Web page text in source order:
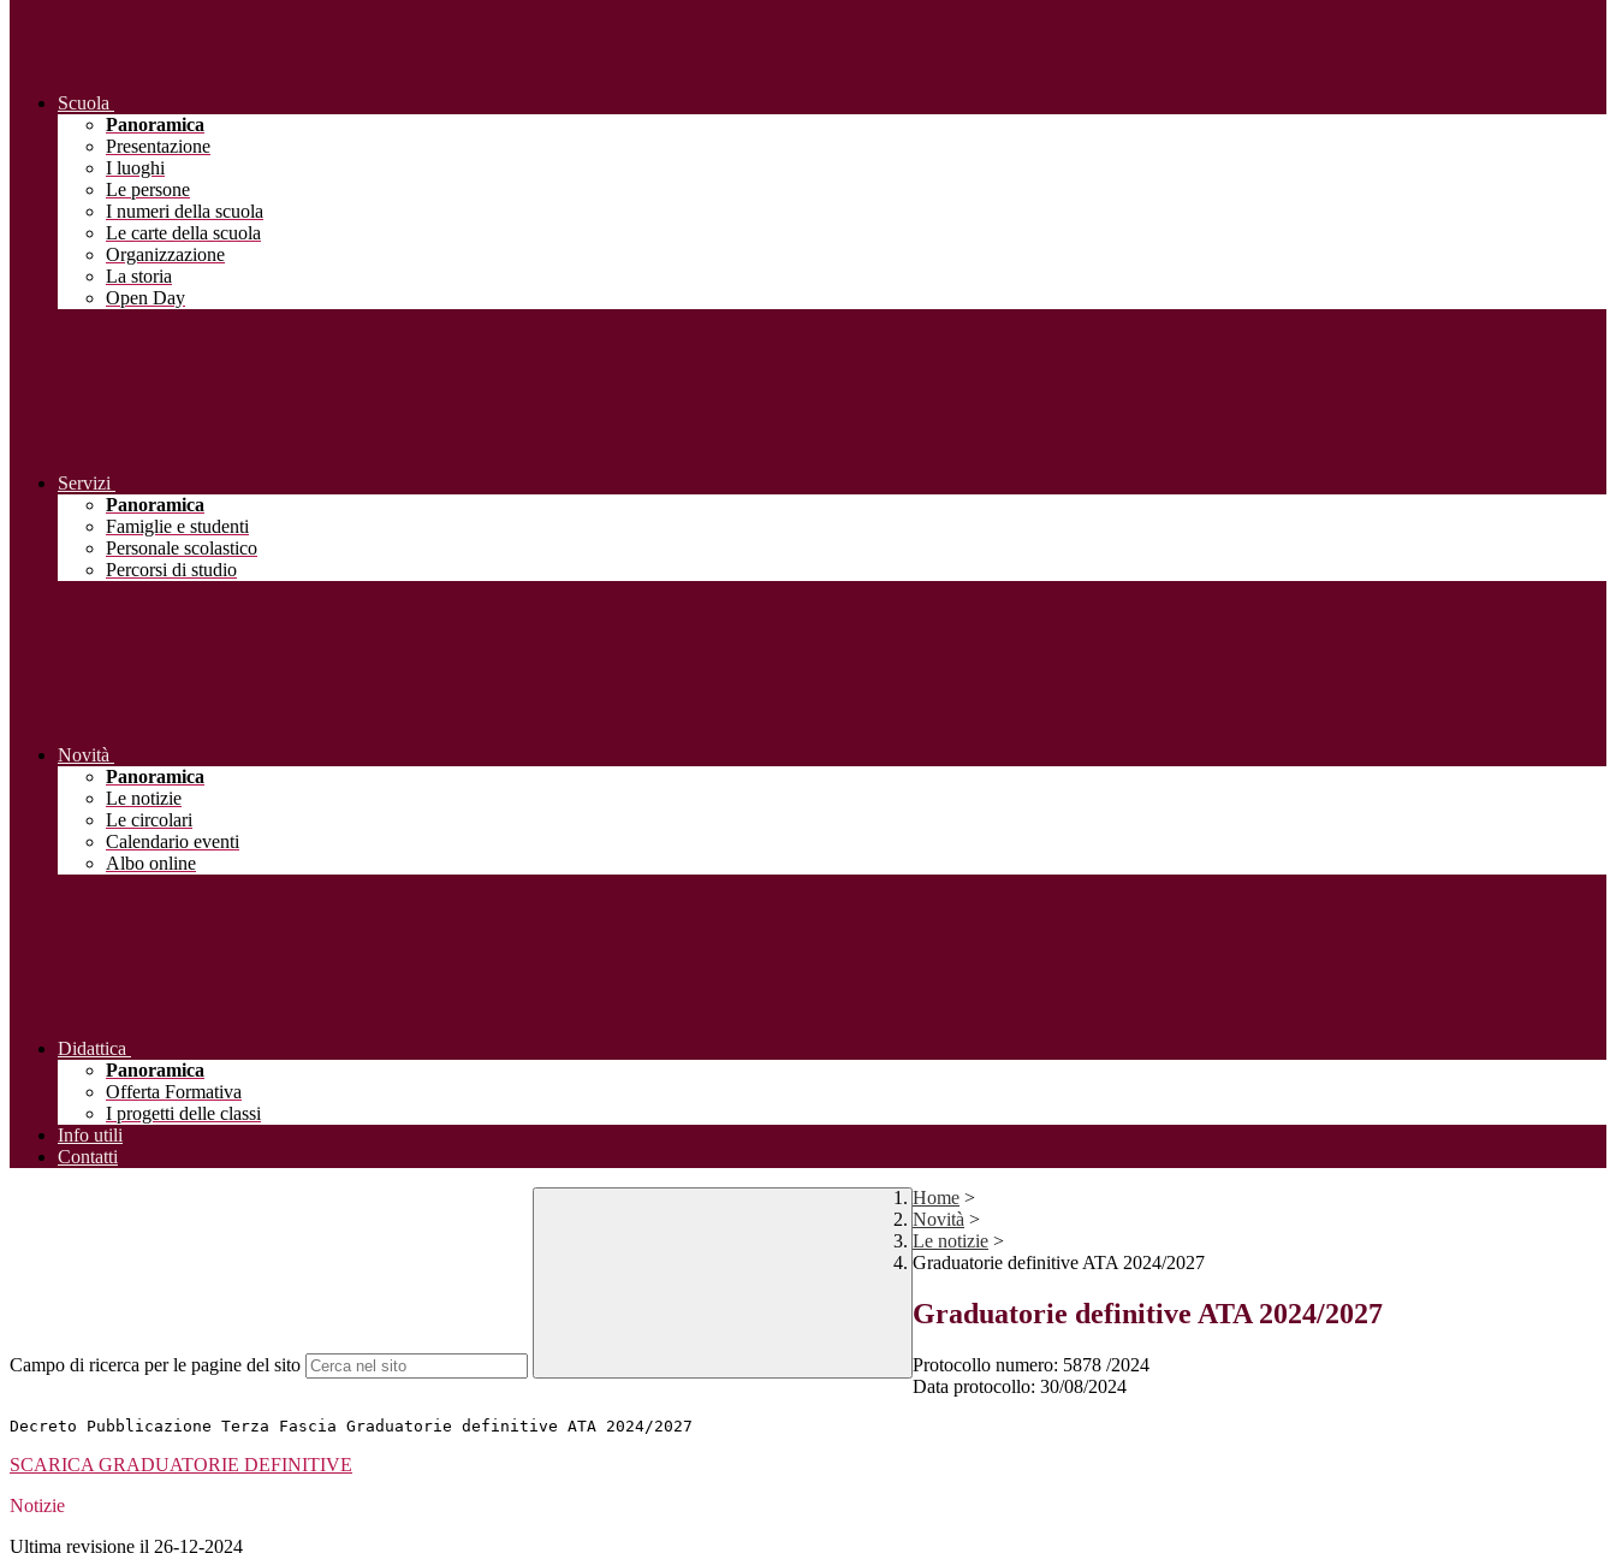
Scuola
Panoramica
Presentazione
I luoghi
Le persone
I numeri della scuola
Le carte della scuola
Organizzazione
La storia
Open Day
Servizi
Panoramica
Famiglie e studenti
Personale scolastico
Percorsi di studio
Novità
Panoramica
Le notizie
Le circolari
Calendario eventi
Albo online
Didattica
Panoramica
Offerta Formativa
I progetti delle classi
Info utili
Contatti
Campo di ricerca per le pagine del sito
Home >
Novità >
Le notizie >
Graduatorie definitive ATA 2024/2027
Graduatorie definitive ATA 2024/2027
Protocollo numero: 5878 /2024
Data protocollo: 30/08/2024
Decreto Pubblicazione Terza Fascia Graduatorie definitive ATA 2024/2027
SCARICA GRADUATORIE DEFINITIVE
Notizie
Ultima revisione il 26-12-2024